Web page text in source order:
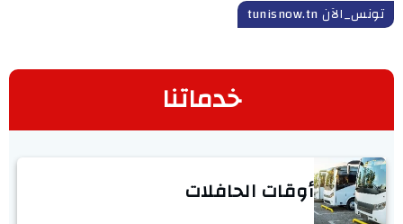
تونس_الآن tunisnow.tn
خدماتنا
أوقات الحافلات